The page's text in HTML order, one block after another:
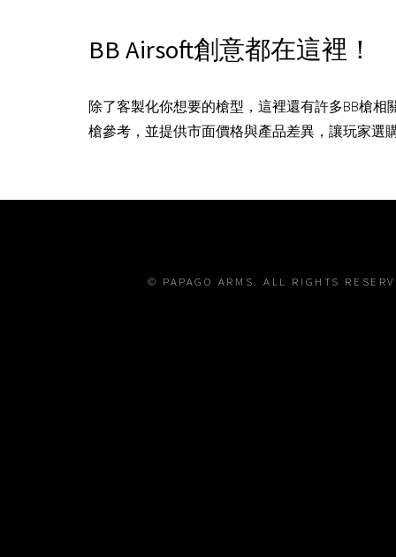
BB Airsoft創意都在這裡！
除了客製化你想要的槍型，這裡還有許多BB槍
槍參考，並提供市面價格與產品差異，讓玩家選
© PAPAGO ARMS. ALL